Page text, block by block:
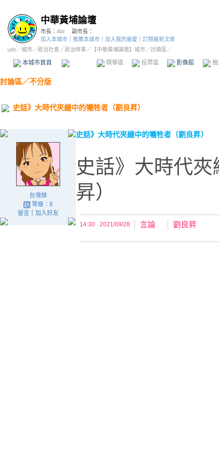
中華黃埔論壇
市長： Abr
副市長：
加入本城市
推薦本城市 加入我的最愛
訂閱最新文章
udn／城市／政治社會 ／政治時事／ 【中華黃埔論壇】城市／討論區／
本城市首頁 精華區 投票區 影像館
討論區／不分版
史話》大時代夾縫中的犧牲者（劉良昇）
台灣妹
等級：8
留言｜ 加入好友
史話》大時代夾縫中的犧牲者（劉良昇）
史話》大時代
昇）
14:30 2021/09/28 言論 劉良昇